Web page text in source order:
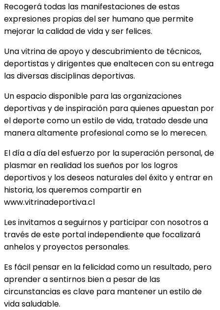
Recogerá todas las manifestaciones de estas
expresiones propias del ser humano que permite
mejorar la calidad de vida y ser felices.
Una vitrina de apoyo y descubrimiento de técnicos,
deportistas y dirigentes que enaltecen con su entrega
las diversas disciplinas deportivas.
Un espacio disponible para las organizaciones
deportivas y de inspiración para quienes apuestan por
el deporte como un estilo de vida, tratado desde una
manera altamente profesional como se lo merecen.
El día a día del esfuerzo por la superación personal, de
plasmar en realidad los sueños por los logros
deportivos y los deseos naturales del éxito y entrar en
historia, los queremos compartir en
www.vitrinadeportiva.cl
Les invitamos a seguirnos y participar con nosotros a
través de este portal independiente que focalizará
anhelos y proyectos personales.
Es fácil pensar en la felicidad como un resultado, pero
aprender a sentirnos bien a pesar de las
circunstancias es clave para mantener un estilo de
vida saludable.